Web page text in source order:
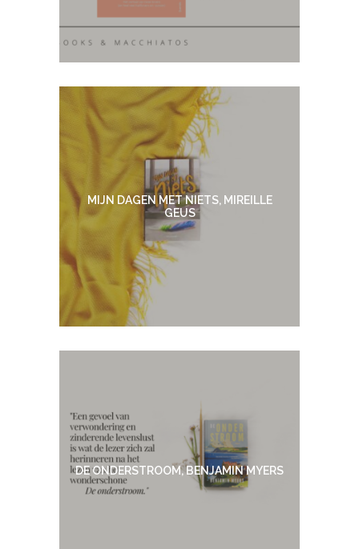
MIJN DAGEN MET NIETS, MIREILLE
GEUS
DE ONDERSTROOM, BENJAMIN MYERS